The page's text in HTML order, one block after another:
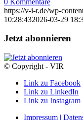
https://v-i-r.de/wp-
10:28:432026-03-29
Jetzt abonnieren
© Copyright - VIR
Link zu Facebook
Link zu LinkedIn
Link zu Instagram
Impressum |